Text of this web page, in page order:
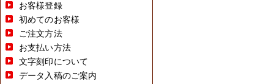
お客様登録
初めてのお客様
ご注文方法
お支払い方法
文字刻印について
データ入稿のご案内